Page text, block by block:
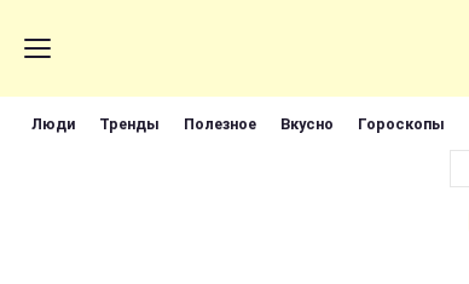
Люди Тренды Полезное Вкусно Гороскопы